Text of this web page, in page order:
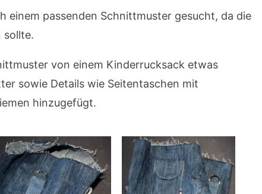
einem passenden Schnittmuster gesucht, da die
sollte.
von einem Kinderrucksack etwas
sowie Details wie Seitentaschen mit
hinzugefügt.